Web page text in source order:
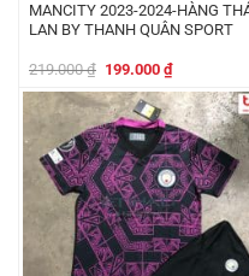
MANCITY 2023-2024-HÀNG
LAN BY THANH QUÂN SPORT
219.000₫ Giá
là:
219.000 ₫.
199.000 ₫Giá
hiện
tại
là:
199.000 ₫.